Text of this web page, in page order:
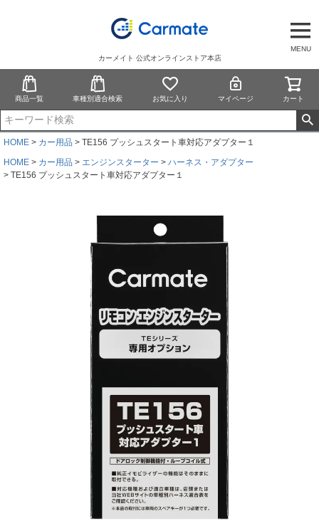
MENU
カーメイト 公式オンラインストア本店
商品一覧 車種別適合検索 お気に入り マイページ カート
HOME カー用品
TE156 プッシュスタート車対応アダプター１
HOME
カー用品 エンジンスターター
ハーネス・アダプター
TE156 プッシュスタート車対応アダプター１